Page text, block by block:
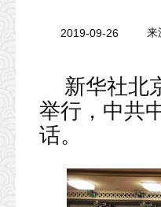
2019-09-26 来
新华社北
举行，中共
话。